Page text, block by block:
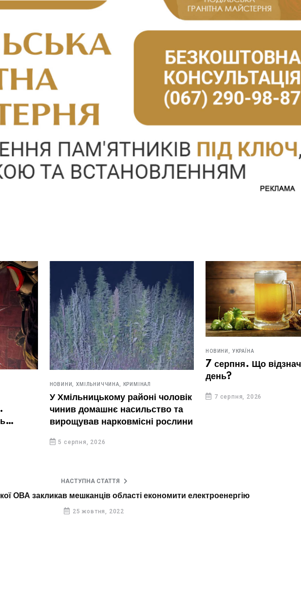
ХМІЛЬНИЧЧИНА, КРИМІНАЛ
У Хмільницькому районі чоловік
чинив домашнє насильство та
вирощував нарковмісні рослини
5 серпня, 2026
НОВИНИ, УКРАЇНА
7 серпня. Що відзначають
7 серпня, 2026
НАСТУПНА СТАТТЯ
ОВА закликав мешканців області економити електроенергію
25 жовтня, 2022